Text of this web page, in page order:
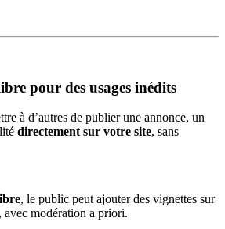
pour des usages inédits
à d’autres de publier une annonce, un
directement sur votre site, sans
, le public peut ajouter des vignettes sur
avec modération a priori.